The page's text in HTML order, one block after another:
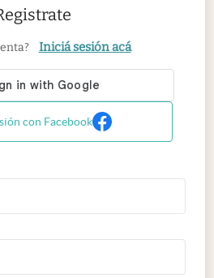
Iniciá sesión acá
con Facebook